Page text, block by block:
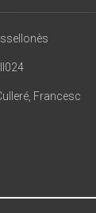
Francesc